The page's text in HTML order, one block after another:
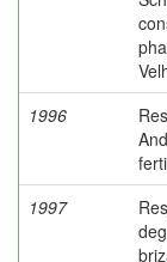
1996
1997